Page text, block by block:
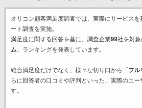
オリコン顧客満足度調査では、実際にサービスを
ート調査を実施。
満足度に関する回答を基に、調査企業99社を対象
ム」ランキングを発表しています。
総合満足度だけでなく、様々な切り口から「 フル
らに回答者の口コミや評判といった、実際のユー
す。